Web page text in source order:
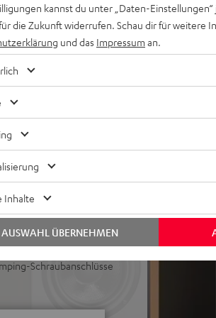
Einhüllung und
verwendbar,
Pegel bei
Phase-Plug arbeitet in
ULTIMA-
auch bei geringen
Höhen und sehr guter
Standfuß, Regal oder
Lackfront und wertigen
Schraubanschlüsse
kannst du unter „Daten-
die Zukunft widerrufen. Schau dir für weitere
und das Impressum an.
Inhalte
AUSWAHL ÜBERNEHMEN